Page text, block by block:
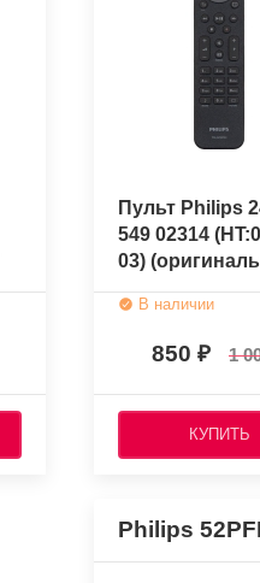
Пульт Philips
549 02314
03)
В наличии
850 1
КУПИТЬ
Philips